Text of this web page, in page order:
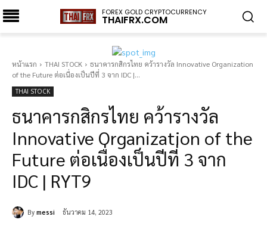
FOREX GOLD CRYPTOCURRENCY
THAIFRX.COM
หน้าแรก THAI STOCK
ธนาคารกสิกรไทย คว้ารางวัล Innovative Organization
of the Future ต่อเนื่องเป็นปีที่ 3 จาก IDC |...
THAI STOCK
ธนาคารกสิกรไทย คว้ารางวัล
Innovative Organization of the
Future ต่อเนื่องเป็นปีที่ 3 จาก
IDC | RYT9
By messi ธันวาคม 14, 2023